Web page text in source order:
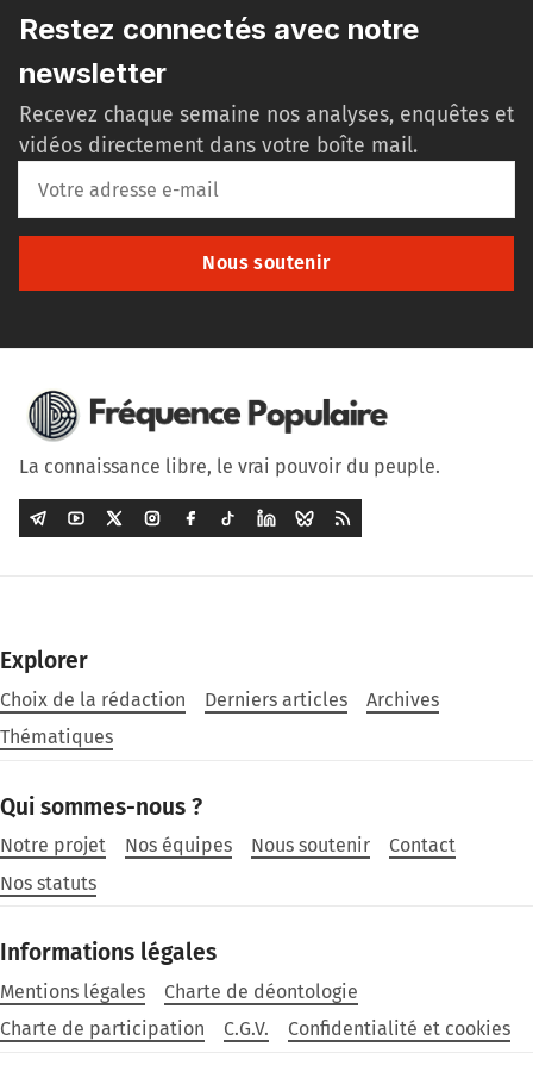
Restez connectés avec notre
newsletter
Recevez chaque semaine nos analyses, enquêtes et
vidéos directement dans votre boîte mail.
Nous soutenir
La connaissance libre, le vrai pouvoir du peuple.
Explorer
Choix de la rédaction Derniers articles
Archives
Thématiques
Qui sommes-nous ?
Notre projet Nos équipes Nous soutenir
Contact
Nos statuts
Informations légales
Mentions légales
Charte de déontologie
Charte de participation
C.G.V. Confidentialité et cookies